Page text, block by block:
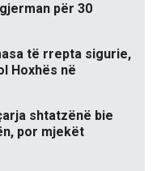
për 30
të rrepta sigurie,
Hoxhës në
shtatzënë bie
por mjekët